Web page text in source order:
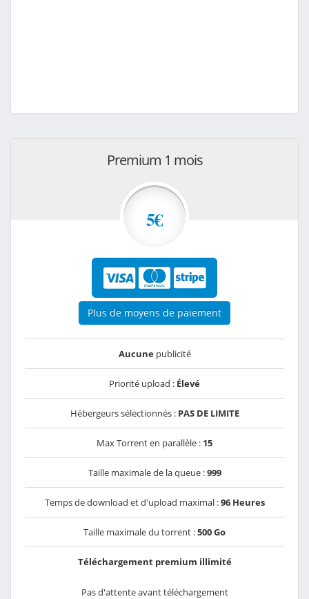
Premium 1 mois
5€
Plus de moyens de paiement
Aucunepublicité
Priorité upload : Élevé
Hébergeurs sélectionnés : PAS DE LIMITE
Max Torrent en parallèle : 15
Taille maximale de la queue :999
Temps de download et d'upload maximal :96 Heures
Taille maximale du torrent :500 Go
Téléchargement premium illimité
Pas d'attente avant téléchargement